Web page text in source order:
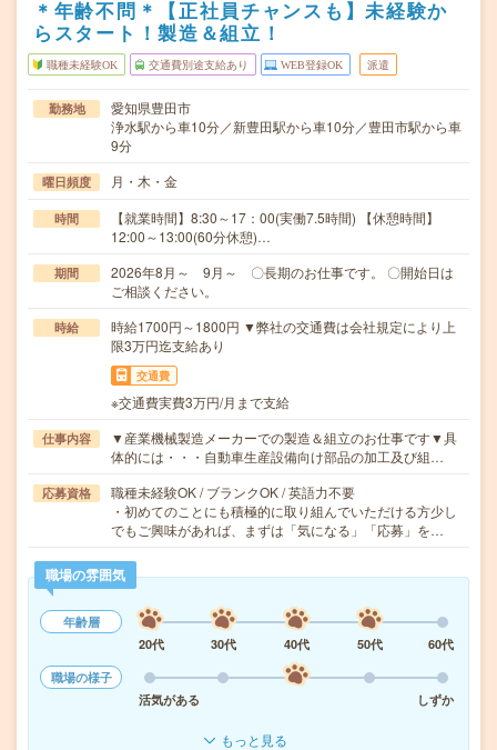
＊年齢不問＊【正社員チャンスも】未経験か
らスタート！製造＆組立！
職種未経験OK 交通費別途支給あり WEB登録OK 派遣
勤務地
愛知県豊田市
浄水駅から車10分／新豊田駅から車10分／豊田市駅から車
9分
曜日頻度 月・木・金
時間
【就業時間】8:30～17：00(実働7.5時間) 【休憩時間】
12:00～13:00(60分休憩)…
期間
2026年8月～ 9月～ 〇長期のお仕事です。 〇開始日は
ご相談ください。
時給
時給1700円～1800円 ▼弊社の交通費は会社規定により上
限3万円迄支給あり
交通費
※交通費実費3万円/月まで支給
仕事内容
▼産業機械製造メーカーでの製造＆組立のお仕事です▼具
体的には・・・自動車生産設備向け部品の加工及び組…
応募資格
職種未経験OK / ブランクOK / 英語力不要
・初めてのことにも積極的に取り組んでいただける方少し
でもご興味があれば、まずは「気になる」「応募」を…
職場の雰囲気
年齢層
20代
30代 40代 50代
60代
職場の様子
活気がある
しずか
もっと見る